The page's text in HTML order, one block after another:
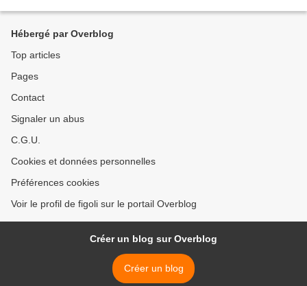
Hébergé par Overblog
Top articles
Pages
Contact
Signaler un abus
C.G.U.
Cookies et données personnelles
Préférences cookies
Voir le profil de figoli sur le portail Overblog
Créer un blog sur Overblog
Créer un blog